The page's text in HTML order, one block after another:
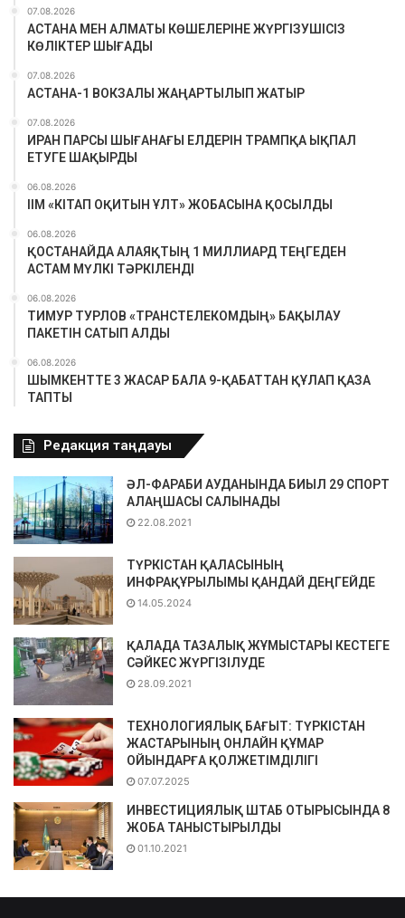
07.08.2026
АСТАНА МЕН АЛМАТЫ КӨШЕЛЕРІНЕ ЖҮРГІЗУШІСІЗ
КӨЛІКТЕР ШЫҒАДЫ
07.08.2026
АСТАНА-1 ВОКЗАЛЫ ЖАҢАРТЫЛЫП ЖАТЫР
07.08.2026
ИРАН ПАРСЫ ШЫҒАНАҒЫ ЕЛДЕРІН ТРАМПҚА ЫҚПАЛ
ЕТУГЕ ШАҚЫРДЫ
06.08.2026
ІІМ «КІТАП ОҚИТЫН ҰЛТ» ЖОБАСЫНА ҚОСЫЛДЫ
06.08.2026
ҚОСТАНАЙДА АЛАЯҚТЫҢ 1 МИЛЛИАРД ТЕҢГЕДЕН
АСТАМ МҮЛКІ ТӘРКІЛЕНДІ
06.08.2026
ТИМУР ТУРЛОВ «ТРАНСТЕЛЕКОМДЫҢ» БАҚЫЛАУ
ПАКЕТІН САТЫП АЛДЫ
06.08.2026
ШЫМКЕНТТЕ 3 ЖАСАР БАЛА 9-ҚАБАТТАН ҚҰЛАП ҚАЗА
ТАПТЫ
Редакция таңдауы
ӘЛ-ФАРАБИ АУДАНЫНДА БИЫЛ 29 СПОРТ
АЛАҢШАСЫ САЛЫНАДЫ
22.08.2021
ТҮРКІСТАН ҚАЛАСЫНЫҢ
ИНФРАҚҰРЫЛЫМЫ ҚАНДАЙ ДЕҢГЕЙДЕ
14.05.2024
ҚАЛАДА ТАЗАЛЫҚ ЖҰМЫСТАРЫ КЕСТЕГЕ
СӘЙКЕС ЖҮРГІЗІЛУДЕ
28.09.2021
ТЕХНОЛОГИЯЛЫҚ БАҒЫТ: ТҮРКІСТАН
ЖАСТАРЫНЫҢ ОНЛАЙН ҚҰМАР
ОЙЫНДАРҒА ҚОЛЖЕТІМДІЛІГІ
07.07.2025
ИНВЕСТИЦИЯЛЫҚ ШТАБ ОТЫРЫСЫНДА 8
ЖОБА ТАНЫСТЫРЫЛДЫ
01.10.2021